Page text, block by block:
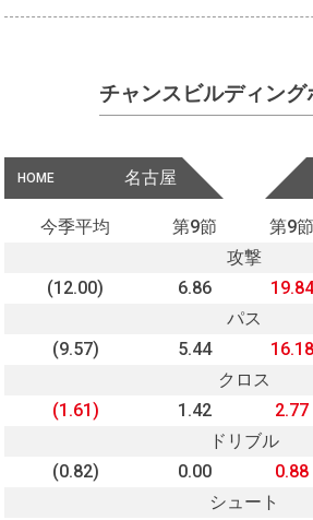
チャンスビルディング
HOME 名古屋
今季平均 第9節 第9節
攻撃
(12.00)
6.86 19.84
パス
(9.57)
5.44 16.18
クロス
(1.61)
1.42 2.77
ドリブル
(0.82)
0.00 0.88
シュート